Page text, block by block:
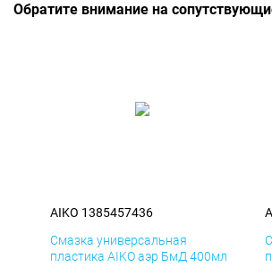
Обратите внимание на
AIKO 1385457436
Смазка универсальная
пластика AIKO аэр БмД 400мл